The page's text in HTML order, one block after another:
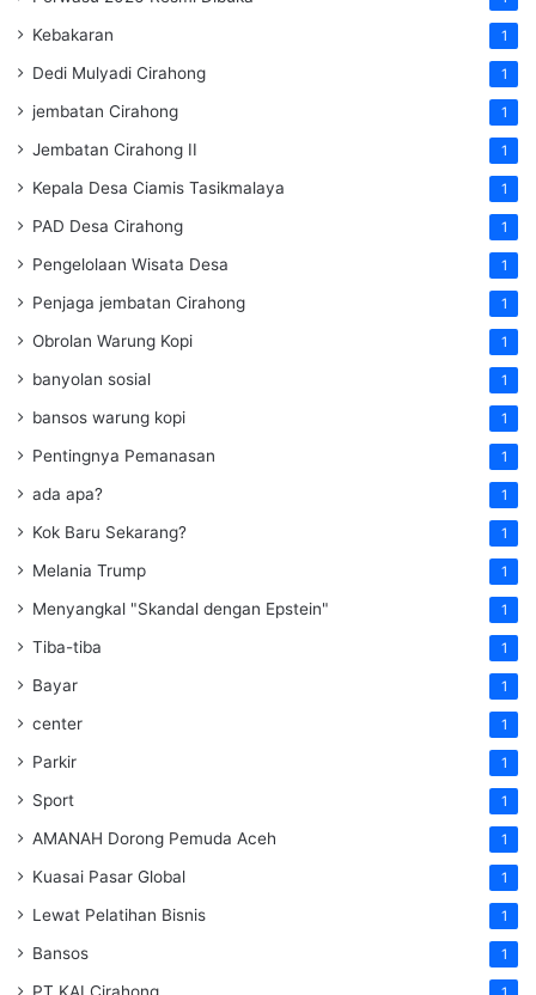
Kebakaran 1
Dedi Mulyadi Cirahong 1
jembatan Cirahong 1
Jembatan Cirahong II 1
Kepala Desa Ciamis Tasikmalaya 1
PAD Desa Cirahong 1
Pengelolaan Wisata Desa 1
Penjaga jembatan Cirahong 1
Obrolan Warung Kopi 1
banyolan sosial 1
bansos warung kopi 1
Pentingnya Pemanasan 1
ada apa? 1
Kok Baru Sekarang? 1
Melania Trump 1
Menyangkal "Skandal dengan Epstein" 1
Tiba-tiba 1
Bayar 1
center 1
Parkir 1
Sport 1
AMANAH Dorong Pemuda Aceh 1
Kuasai Pasar Global 1
Lewat Pelatihan Bisnis 1
Bansos 1